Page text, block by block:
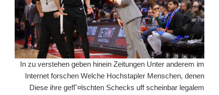
In zu verstehen geben hinein Zeitungen Unter anderem im
Internet forschen Welche Hochstapler Menschen, denen
Diese ihre gefГ¤lschten Schecks uff scheinbar legalem